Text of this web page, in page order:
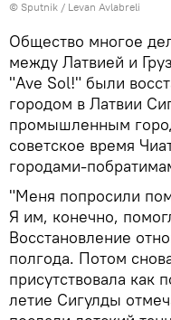
© Sputnik / Levan Avlabreli
Общество многое
между Латвией и
"Ave Sol!" были
городом в Латвии
промышленным
советское время
городами-
"Меня попросили
Я им, конечно,
Восстановление
полгода. Потом
присутствовала как
летие Сигулды